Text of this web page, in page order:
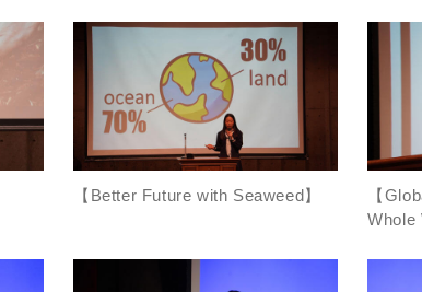
【Better Future with Seaweed】
【
Whole